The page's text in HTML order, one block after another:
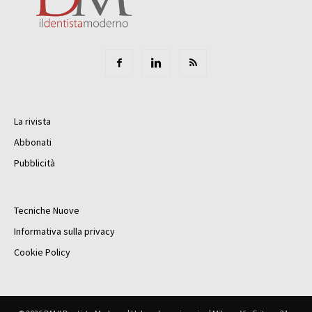
La rivista
Abbonati
Pubblicità
Tecniche Nuove
Informativa sulla privacy
Cookie Policy